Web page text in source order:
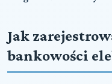
Jak
bankowości